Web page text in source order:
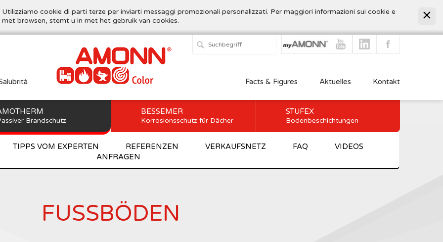
cookie di parti terze per inviarti messaggi promozionali personalizzati. Per maggiori informazioni sui cookie e
browsen, stemt u in met het gebruik van cookies.
Facts & Figures Aktuelles Kontakt
Brandschutz
TIPPS VOM EXPERTEN REFERENZEN VERKAUFSNETZ FAQ
VIDEOS
ANFRAGEN
BESSEMER
Korrosionsschutz für Dächer
STUFEX
Bodenbeschichtungen
Home>AMOTHERM>FUSSBÖDEN
FUSSBÖDEN